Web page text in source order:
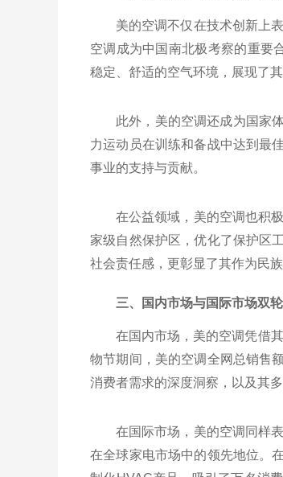
美的空调不仅在技术创新上
空调成为中国南北极考察的重要
稳定、舒适的空气环境，展现了
此外，美的空调还成为国家
力运动员在训练和备战中达到最
事业的支持与贡献。
在公益领域，美的空调也积
家级自然保护区，优化了保护区
社会责任感，更彰显了其作为民族
三、国内市场与国际市场双
在国内市场，美的空调凭借
物节期间，美的空调全网总销售
消费者需求的深度洞察，以及其
在国际市场，美的空调同样
在全球家电市场中的领先地位。